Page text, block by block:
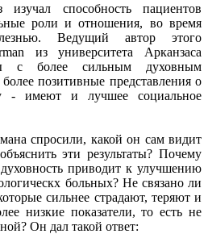
способность пациентов
роли и отношения, во время
Ведущий автор этого
из университета Арканзаса
с более сильным духовным
позитивные представления о
- имеют и лучшее социальное
спросили, какой он сам видит
эти результаты? Почему
приводит к улучшению
больных? Не связано ли
сильнее страдают, теряют и
низкие показатели, то есть не
Он дал такой ответ: